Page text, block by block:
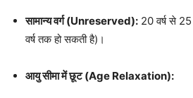
सामान्य वर्ग (Unreserved): 20 वर्ष से 25
वर्ष तक हो सकती है)।
आयु सीमा में छूट (Age Relaxation):